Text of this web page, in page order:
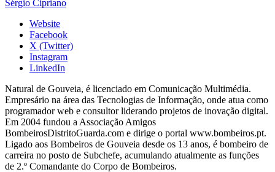
Sérgio Cipriano
Website
Facebook
X (Twitter)
Instagram
LinkedIn
Natural de Gouveia, é licenciado em Comunicação Multimédia.
Empresário na área das Tecnologias de Informação, onde atua como
programador web e consultor liderando projetos de inovação digital.
Em 2004 fundou a Associação Amigos
BombeirosDistritoGuarda.com e dirige o portal www.bombeiros.pt.
Ligado aos Bombeiros de Gouveia desde os 13 anos, é bombeiro de
carreira no posto de Subchefe, acumulando atualmente as funções
de 2.º Comandante do Corpo de Bombeiros.